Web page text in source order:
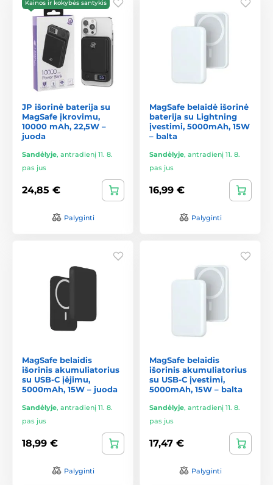
Kainos ir kokybės santykis
JP išorinė baterija su
MagSafe įkrovimu,
10000 mAh, 22,5W –
juoda
Sandėlyje, antradienį 11. 8.
pas jus
24,85 €
Palyginti
MagSafe belaidė išorinė
baterija su Lightning
įvestimi, 5000mAh, 15W
– balta
Sandėlyje, antradienį 11. 8.
pas jus
16,99 €
Palyginti
MagSafe belaidis
išorinis akumuliatorius
su USB-C įėjimu,
5000mAh, 15W – juoda
Sandėlyje, antradienį 11. 8.
pas jus
18,99 €
Palyginti
MagSafe belaidis
išorinis akumuliatorius
su USB-C įvestimi,
5000mAh, 15W – balta
Sandėlyje, antradienį 11. 8.
pas jus
17,47 €
Palyginti